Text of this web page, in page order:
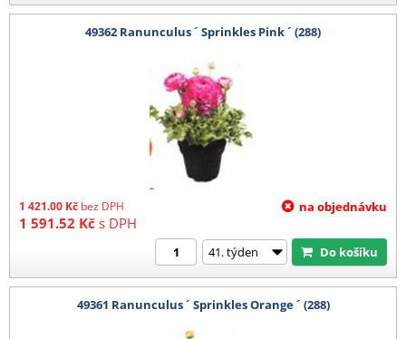
49362 Ranunculus ´ Sprinkles Pink ´ (288)
1 421.00 Kč bez DPH
1 591.52 Kč s DPH
na objednávku
Do košíku
49361 Ranunculus ´ Sprinkles Orange ´ (288)